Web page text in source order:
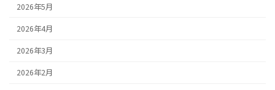
2026年5月
2026年4月
2026年3月
2026年2月